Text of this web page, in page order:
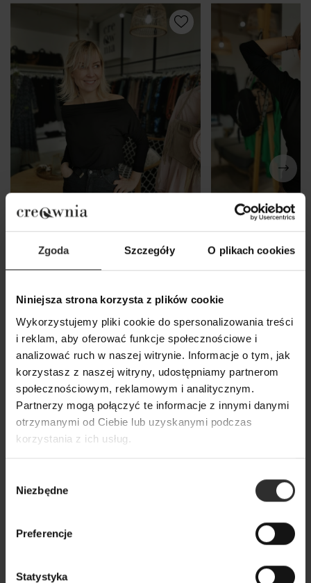
Zgoda Szczegóły O plikach cookies
Niniejsza strona korzysta z plików cookie
Wykorzystujemy pliki cookie do spersonalizowania treści
i reklam, aby oferować funkcje społecznościowe i
analizować ruch w naszej witrynie. Informacje o tym, jak
korzystasz z naszej witryny, udostępniamy partnerom
społecznościowym, reklamowym i analitycznym.
Partnerzy mogą połączyć te informacje z innymi danymi
otrzymanymi od Ciebie lub uzyskanymi podczas
korzystania z ich usług.
zgody
Niezbędne
Preferencje
Statystyka
Czarna Wiskozowa Bluzka na
Czarna
Black
179,00 zł
Popularne produkty
Wybrane dla Ciebie z sercem i charakterem
Wszystkie produkty